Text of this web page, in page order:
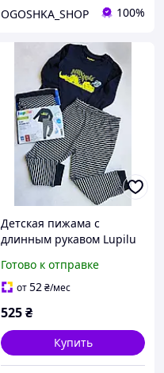
OGOSHKA_SHOP 100%
Детская пижама с
длинным рукавом Lupilu
Готово к отправке
от52₴/мес
525₴
Купить